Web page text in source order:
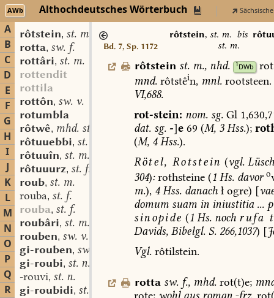
AWb Althochdeutsches Wörterbuch
A
B
C
D
E
F
G
H
I
J
K
L
M
N
O
P
Q
R
rôtstein, st. m.
rotta, sw. f.
rottâri, st. m.
rottendit
rottila
rottôn, sw. v.
rotumbla
rôtwê, mhd. st. n. f.
rôtuuebbi, st. n.
rôtuuîn, st. m.
rôtuuurz, st. f.
roub, st. m.
rouba, st. f.
rouba, st. f.
roubâri, st. m.
rouben, sw. v.
gi-rouben, sw. v.
gi-roubi, st. n.
-rouvi, st. n.
gi-roubidi, st. n.
Bd. 7, Sp. 1172
rôtstein, st. m. bis
st. m.
rôtstein st. m., nhd. 1DWb
mnd.rôtstêin, mnl. rootsteen.
VI,688.
rot-stein: nom.sg.Gl
dat.sg. -]e 69 (M,3Hss.);
(M,4Hss.).
Rötel, Rotstein (vgl.
304): rothsteine(1Hs.davor o
m.), 4Hss.danachł ogre) [
domumsuamininiustitia...
sinopide (1 Hs. noch rufa
Davids,Bibelgl.S.266,1037) [
Vgl.rôtilstein.
rotta sw. f., mhd. rot(t)e;